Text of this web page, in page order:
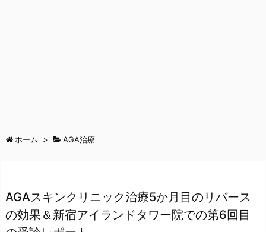
ホーム > AGA治療
AGAスキンクリニック治療5か月目のリバース
の効果＆新宿アイランドタワー院での第6回目